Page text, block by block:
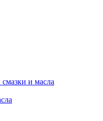
и масла